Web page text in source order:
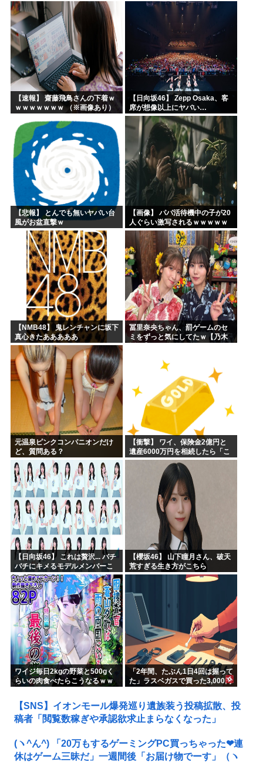
【18thシングル】
【速報】 齋藤飛鳥さんの下着ｗ
ｗｗｗｗｗｗｗ （※画像あり）
【日向坂46】 Zepp Osaka、客
席が想像以上にヤバい…
【悲報】 とんでも無いヤバい台
風がお盆直撃ｗ
【画像】 パパ活待機中の子が20
人ぐらい激写されるｗｗｗｗｗ
ｗｗｗｗｗｗ
【NMB48】 鬼レンチャンに坂下
真心きたあああああ
冨里奈央ちゃん、罰ゲームのセ
ミをずっと気にしてたｗ【乃木
元温泉ピンクコンパニオンだけ
ど、質問ある？
【衝撃】 ワイ、保険金2億円と
遺産6000万円を相続したら「こ
う」なった・・・
【日向坂46】 これは贅沢... バチ
バチにキメるモデルメンバーこ
ちら
【櫻坂46】 山下瞳月さん、破天
荒すぎる生き方がこちら
ワイジ毎日2kgの野菜と500gく
らいの肉食べたらこうなるｗｗ
「2年間、たぶん1日4回は握って
た」ラスベガスで買った3,000円
【SNS】イオンモール爆発巡り遺族装う投稿拡散、投
稿者「閲覧数稼ぎや承認欲求止まらなくなった」
(ヽ^ん^) 「20万もするゲーミングPC買っちゃった❤連
休はゲーム三昧だ」一週間後「お届け物でーす」（ヽ